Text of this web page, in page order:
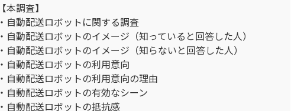
【本調査】
・自動配送ロボットに関する調査
・自動配送ロボットのイメージ（知っていると回答した人）
・自動配送ロボットのイメージ（知らないと回答した人）
・自動配送ロボットの利用意向
・自動配送ロボットの利用意向の理由
・自動配送ロボットの有効なシーン
・自動配送ロボットの抵抗感